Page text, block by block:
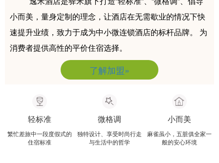
小而美，量身定制的理念，让酒店在无需歇业的情况下快
速提升业绩，致力于成为中小微连锁酒店的标杆品牌。 为
消费者提供高性的平价住宿选择。
了解加盟»
轻标准
繁忙差旅中一段度假式的
住宿标准
微格调
独特设计、享受时尚行走
与生活中的哲学
小而美
麻雀虽小，五脏俱全家一
般的安心环境